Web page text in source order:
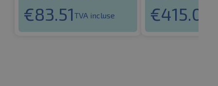
€83.51 TVA incluse €415.07